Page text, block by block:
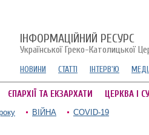
ІНФОРМАЦІЙНИЙ РЕСУРС
Української Греко-Католицької
НОВИНИ СТАТТІ ІНТЕРВ'Ю
ЄПАРХІЇ ТА ЕКЗАРХАТИ ЦЕРКВА І
ВІЙНА COVID-19